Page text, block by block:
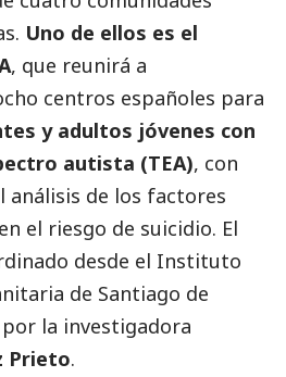
Uno de ellos es el
, que reunirá a
centros españoles para
y adultos jóvenes con
autista (TEA), con
análisis de los factores
el riesgo de suicidio. El
desde el Instituto
de Santiago de
la investigadora
Prieto.